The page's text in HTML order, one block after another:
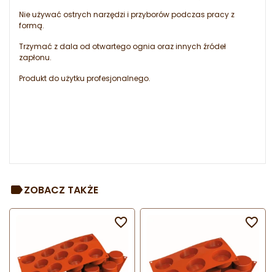
Nie używać ostrych narzędzi i przyborów podczas pracy z
formą.
Trzymać z dala od otwartego ognia oraz innych źródeł
zapłonu.
Produkt do użytku profesjonalnego.
ZOBACZ TAKŻE
 